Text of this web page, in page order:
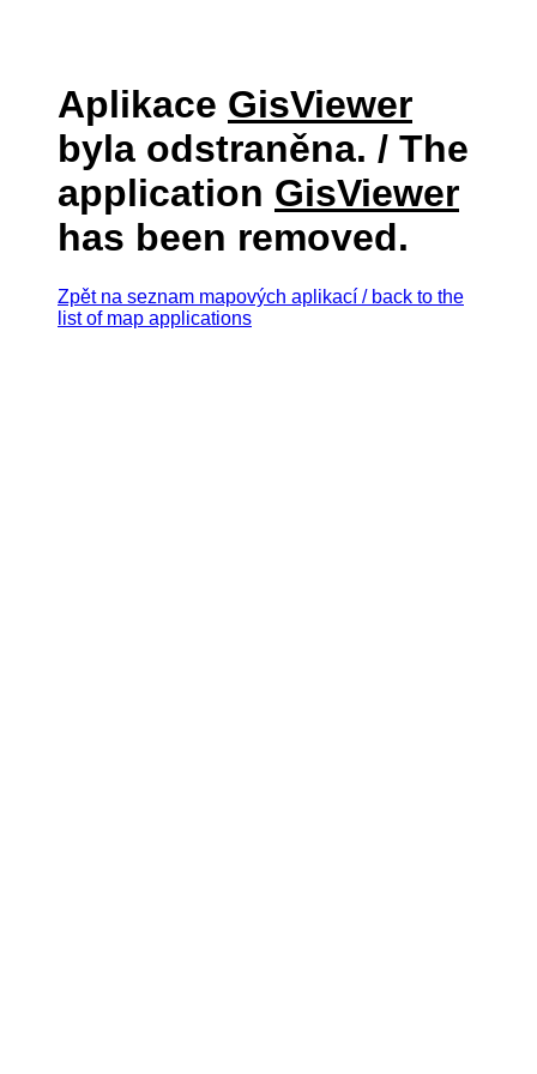
Aplikace GisViewer
byla odstraněna. / The
application GisViewer
has been removed.
Zpět na seznam mapových aplikací / back to the
list of map applications